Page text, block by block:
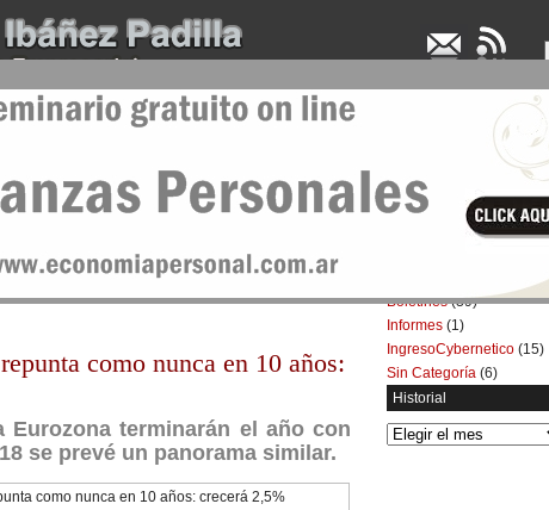
BOLETINES
como nunca en 10 años:
Eurozona terminarán el año con
se prevé un panorama similar.
Boletines(39)
Informes (1)
IngresoCybernetico (15)
Sin Categoría (6)
Historial
Historial